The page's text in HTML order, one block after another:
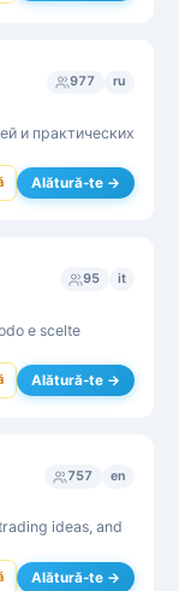
977 ru
и практических
Alătură-te →
95 it
e scelte
Alătură-te →
757 en
ideas, and
Alătură-te →